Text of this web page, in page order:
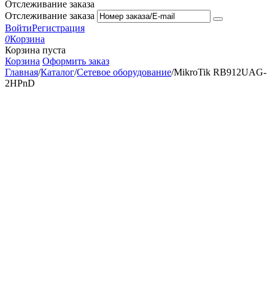
Отслеживание заказа
Отслеживание заказа
ВойтиРегистрация
0Корзина
Корзина пуста
Корзина Оформить заказ
Главная/Каталог/Сетевое оборудование/MikroTik RB912UAG-
2HPnD